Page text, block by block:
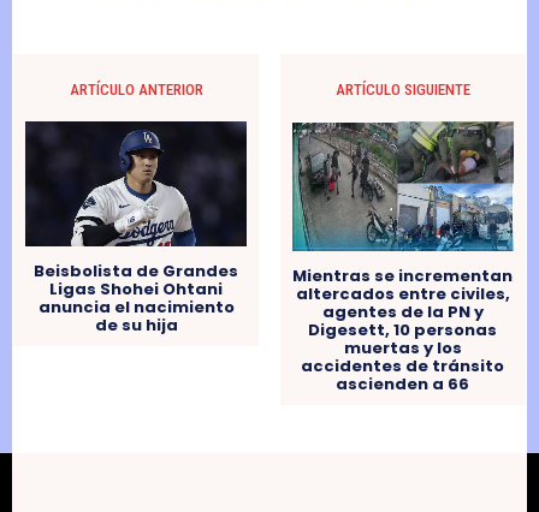
ARTÍCULO ANTERIOR
Beisbolista de Grandes
Ligas Shohei Ohtani
anuncia el nacimiento
de su hija
ARTÍCULO SIGUIENTE
Mientras se incrementan
altercados entre civiles,
agentes de la PN y
Digesett, 10 personas
muertas y los
accidentes de tránsito
ascienden a 66